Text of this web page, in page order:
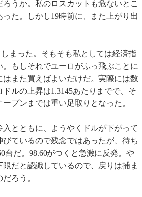
うか。私のロスカットも危ないとこ
た。しかし19時前に、また上がり出
まった。そもそも私としては経済指
もしそれでユーロがふっ飛ぶことに
はまた買えばよいだけだ。実際には数
ルの上昇は1.3145あたりまでで、そ
プンまでは重い足取りとなった。
とともに、ようやくドルが下がって
びているので残念ではあったが、待ち
台だ。98.60がつくと急激に反発。や
だと認識しているので、戻りは捕ま
ろう。